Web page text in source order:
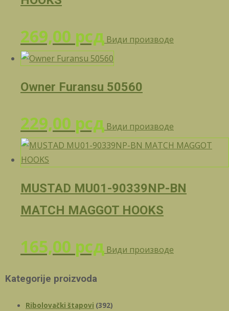
269,00 рсд Види производе
Owner Furansu 50560
229,00 рсд Види производе
MUSTAD MU01-90339NP-BN
MATCH MAGGOT HOOKS
165,00 рсд Види производе
Kategorije proizvoda
Ribolovački štapovi (392)